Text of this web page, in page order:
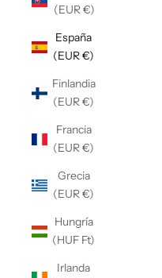
(EUR €)
España
(EUR €)
Finlandia
(EUR €)
Francia
(EUR €)
Grecia
(EUR €)
Hungría
(HUF Ft)
Irlanda